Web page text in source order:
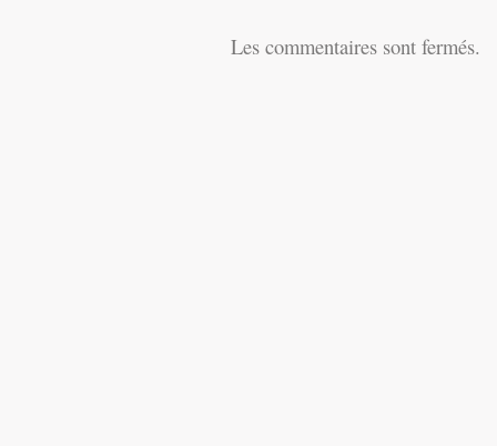
Les commentaires sont fermés.